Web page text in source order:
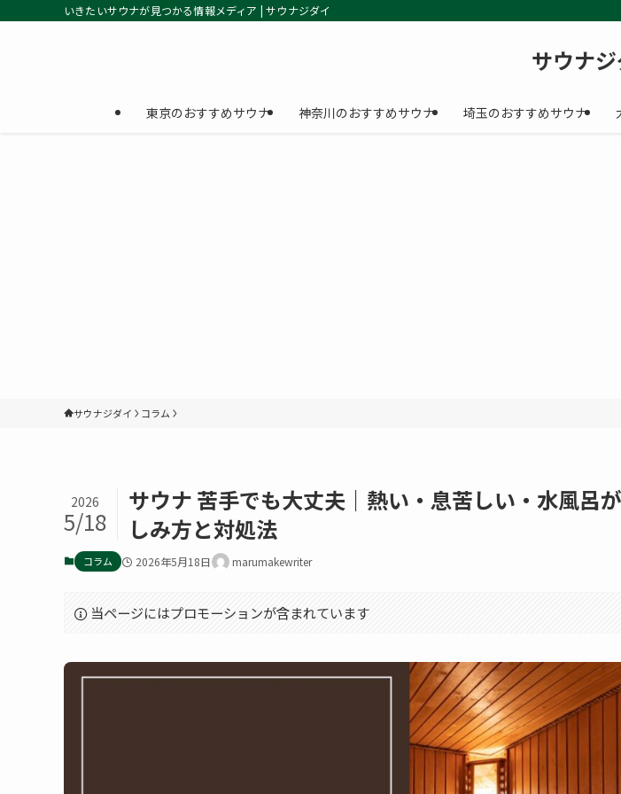
いきたいサウナが見つかる情報メディア | サウナジダイ
サウナ
東京のおすすめサウナ 神奈川のおすすめサウナ 埼玉のおすすめサウナ
サウナジダイ コラム
サウナ 苦手でも大丈夫｜熱い・息苦しい・水風呂
しみ方と対処法
2026
5/18
コラム 2026年5月18日 marumakewriter
当ページにはプロモーションが含まれています